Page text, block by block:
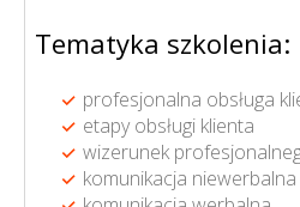
Tematyka szkolenia:
profesjonalna obsługa
etapy obsługi klienta
wizerunek
komunikacja